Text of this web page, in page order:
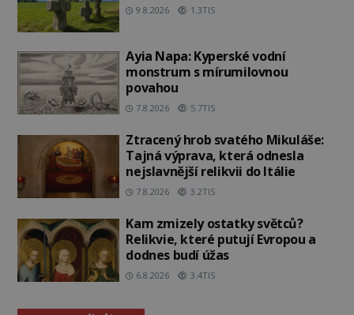
9.8.2026 1.3TIS
Ayia Napa: Kyperské vodní
monstrum s mírumilovnou
povahou
7.8.2026 5.7TIS
Ztracený hrob svatého Mikuláše:
Tajná výprava, která odnesla
nejslavnější relikvii do Itálie
7.8.2026 3.2TIS
Kam zmizely ostatky světců?
Relikvie, které putují Evropou a
dodnes budí úžas
6.8.2026 3.4TIS